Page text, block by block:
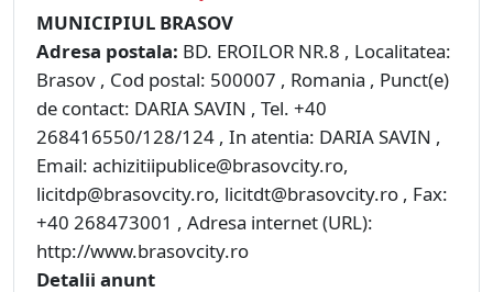
MUNICIPIUL BRASOV
Adresa postala: BD. EROILOR NR.8 , Localitatea:
Brasov , Cod postal: 500007 , Romania , Punct(e)
de contact: DARIA SAVIN , Tel. +40
268416550/128/124 , In atentia: DARIA SAVIN ,
Email: achizitiipublice@brasovcity.ro,
licitdp@brasovcity.ro, licitdt@brasovcity.ro , Fax:
+40 268473001 , Adresa internet (URL):
http://www.brasovcity.ro
Detalii anunt